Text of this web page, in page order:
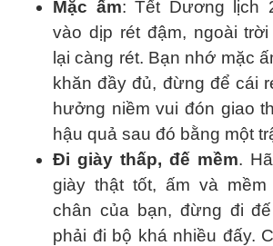
Mặc ấm: Tết Dương lịch
vào dịp rét đậm, ngoài
lại càng rét. Bạn nhớ mặc
khăn đầy đủ, đừng để cái
hưởng niềm vui đón giao
hậu quả sau đó bằng một
Đi giày thấp, đế mềm.
giày thật tốt, ấm và
chân của bạn, đừng đi
phải đi bộ khá nhiều đấy.